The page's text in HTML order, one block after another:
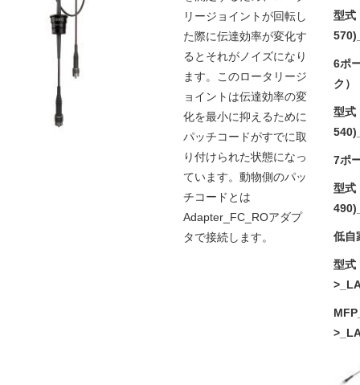
リージョイントが回転し
た際に伝達効率が変化す
るとそれがノイズになり
ます。このロータリージ
ョイントは伝達効率の変
化を最小に抑えるために
パッチコードがすでに取
り付けられた状態になっ
ています。動物側のパッ
チコードとは
Adapter_FC_ROアダプ
タで接続します。
型式
6ポ
ク）
型式
7ポ
型式
低自
型式